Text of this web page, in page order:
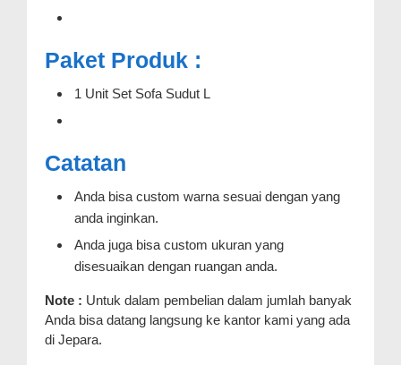
Paket Produk :
1 Unit Set Sofa Sudut L
Catatan
Anda bisa custom warna sesuai dengan yang
anda inginkan.
Anda juga bisa custom ukuran yang
disesuaikan dengan ruangan anda.
Note : Untuk dalam pembelian dalam jumlah banyak
Anda bisa datang langsung ke kantor kami yang ada
di Jepara.